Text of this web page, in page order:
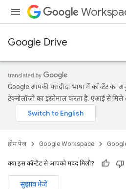
Google Drive
Google आपकी पसंदीदा भाषा में कॉन्टेंट का
टेक्नोलॉजी का इस्तेमाल करता है. एआई से मिले
होम पेज Google Workspace
क्या इस कॉन्टेंट से आपको मदद मिली?
सुझाव भेजें